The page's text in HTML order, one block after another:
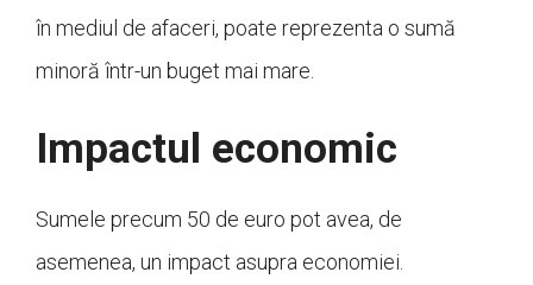
în mediul de afaceri, poate reprezenta o sumă
minoră într-un buget mai mare.
Impactul economic
Sumele precum 50 de euro pot avea, de
asemenea, un impact asupra economiei.